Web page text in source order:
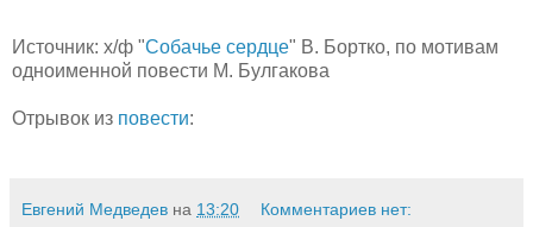
Источник: х/ф "Собачье сердце" В. Бортко, по мотивам
одноименной повести М. Булгакова
Отрывок из повести:
Евгений Медведев на 13:20 Комментариев нет: